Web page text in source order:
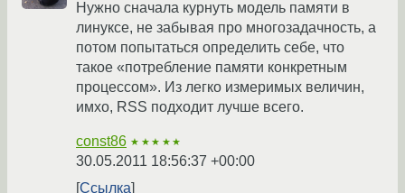
Нужно сначала курнуть модель памяти в
линуксе, не забывая про многозадачность, а
потом попытаться определить себе, что
такое «потребление памяти конкретным
процессом». Из легко измеримых величин,
имхо, RSS подходит лучше всего.
const86 ★★★★★
30.05.2011 18:56:37 +00:00
Ссылка